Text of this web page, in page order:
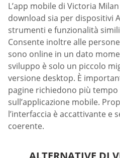
L’app mobile di Victoria
download sia per dispositivi
strumenti e funzionalità
Consente inoltre alle
sono online in un dato
sviluppo è solo un piccolo
versione desktop. È
pagine richiedono più
sull’applicazione mobile.
l’interfaccia è accattivante e
coerente.